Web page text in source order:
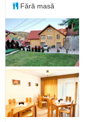
Fără masă